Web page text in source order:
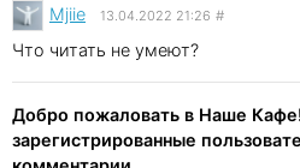
Mjiie 13.04.2022 21:26 #
Что читать не умеют?
Добро пожаловать в Наше
зарегистрированные